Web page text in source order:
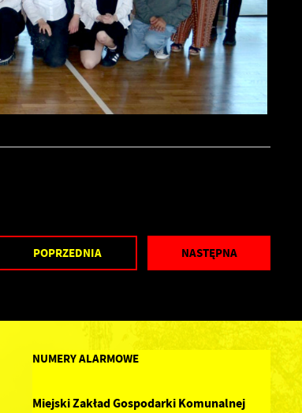
POPRZEDNIA NASTĘPNA
NUMERY ALARMOWE
Miejski Zakład Gospodarki Komunalnej